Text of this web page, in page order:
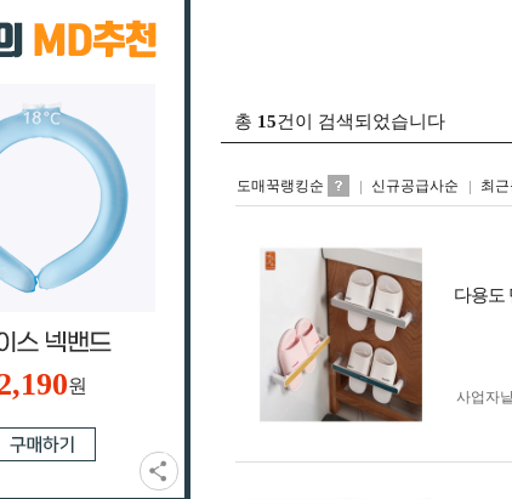
원
총 15건이 검색되었습니다
도매꾹랭킹순 신규공급사순 최
다용도
사업자